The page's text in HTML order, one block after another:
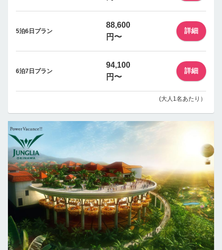
5泊6日プラン
88,600
円〜
詳細
6泊7日プラン
94,100
円〜
詳細
(大人1名あたり）